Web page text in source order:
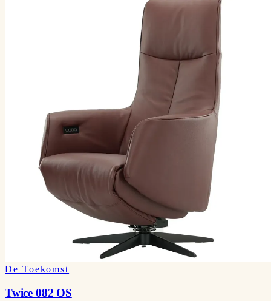
De Toekomst
Twice 082 OS